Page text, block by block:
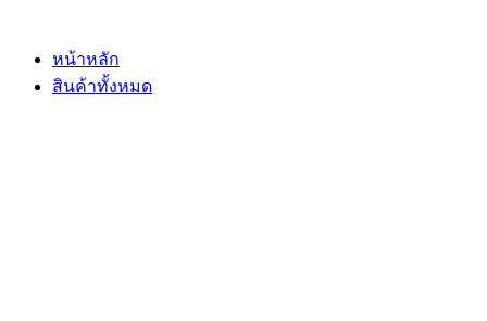
contentหน้าหลัก
สินค้าทั้งหมด